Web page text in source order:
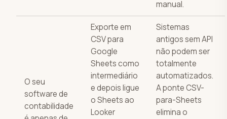
manual.
O seu
software de
contabilidade
Exporte em
CSV para
Google
Sheets como
intermediário
e depois ligue
o Sheets ao
Looker
Sistemas
antigos sem API
não podem ser
totalmente
automatizados.
A ponte CSV-
para-Sheets
elimina o